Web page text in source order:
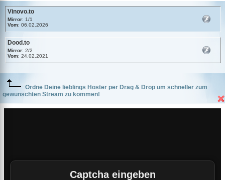
Vinovo.to
Mirror: 1/1
Vom: 06.02.2026
Dood.to
Mirror: 2/2
Vom: 24.02.2021
Ordne Deine lieblings Hoster per Drag & Drop um schneller zum
gewünschten Stream zu kommen!